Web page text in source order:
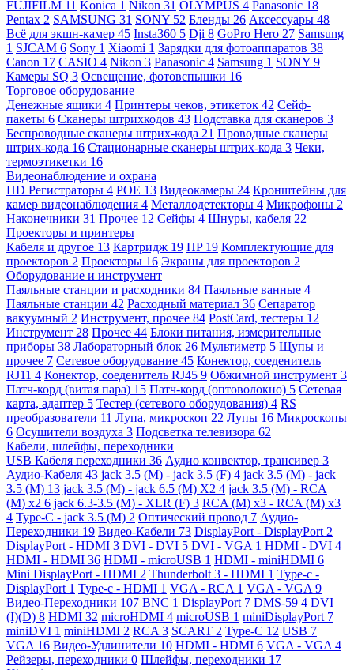
FUJIFILM 11 Konica 1 Nikon 31 OLYMPUS 4 Panasonic 18
Pentax 2 SAMSUNG 31 SONY 52 Бленды 26 Аксессуары 48
Всё для экшн-камер 45 Insta360 5 Dji 8 GoPro Hero 27 Samsung
1 SJCAM 6 Sony 1 Xiaomi 1 Зарядки для фотоаппаратов 38
Canon 17 CASIO 4 Nikon 3 Panasonic 4 Samsung 1 SONY 9
Камеры SQ 3 Освещение, фотовспышки 16
Торговое оборудование
Денежные ящики 4 Принтеры чеков, этикеток 42 Сейф-
пакеты 6 Сканеры штрихкодов 43 Подставка для сканеров 3
Беспроводные сканеры штрих-кода 21 Проводные сканеры
штрих-кода 16 Стационарные сканеры штрих-кода 3 Чеки,
термоэтикетки 16
Видеонаблюдение и охрана
HD Регистраторы 4 POE 13 Видеокамеры 24 Кронштейны для
камер видеонаблюдения 4 Металлодетекторы 4 Микрофоны 2
Наконечники 31 Прочее 12 Сейфы 4 Шнуры, кабеля 22
Проекторы и принтеры
Кабеля и другое 13 Картридж 19 HP 19 Комплектующие для
проекторов 2 Проекторы 16 Экраны для проекторов 2
Оборудование и инструмент
Паяльные станции и расходники 84 Паяльные ванные 4
Паяльные станции 42 Расходный материал 36 Сепаратор
вакуумный 2 Инструмент, прочее 84 PostCard, тестеры 12
Инструмент 28 Прочее 44 Блоки питания, измерительные
приборы 38 Лабораторный блок 26 Мультиметр 5 Щупы и
прочее 7 Сетевое оборудование 45 Конектор, соеденитель
RJ11 4 Конектор, соеденитель RJ45 9 Обжимной инструмент 3
Патч-корд (витая пара) 15 Патч-корд (оптоволокно) 5 Сетевая
карта, адаптер 5 Тестер (сетевого оборудования) 4 RS
преобразователи 11 Лупа, микроскоп 22 Лупы 16 Микроскопы
6 Осушители воздуха 3 Подсветка телевизора 62
Кабели, шлейфы, переходники
USB Кабеля переходники 36 Аудио конвектор, трансивер 3
Аудио-Кабеля 43 jack 3.5 (M) - jack 3.5 (F) 4 jack 3.5 (M) - jack
3.5 (M) 13 jack 3.5 (M) - jack 6.5 (M) X2 4 jack 3.5 (M) - RCA
(M) x2 6 jack 6.3-3.5 (M) - XLR (F) 3 RCA (M) x3 - RCA (M) x3
4 Type-C - jack 3.5 (M) 2 Оптический провод 7 Аудио-
Переходники 19 Видео-Кабели 73 DisplayPort - DisplayPort 2
DisplayPort - HDMI 3 DVI - DVI 5 DVI - VGA 1 HDMI - DVI 4
HDMI - HDMI 36 HDMI - microUSB 1 HDMI - miniHDMI 6
Mini DisplayPort - HDMI 2 Thunderbolt 3 - HDMI 1 Type-c -
DisplayPort 1 Type-c - HDMI 1 VGA - RCA 1 VGA - VGA 9
Видео-Переходники 107 BNC 1 DisplayPort 7 DMS-59 4 DVI
(I)(D) 8 HDMI 32 microHDMI 4 microUSB 1 miniDisplayPort 7
miniDVI 1 miniHDMI 2 RCA 3 SCART 2 Type-C 12 USB 7
VGA 16 Видео-Удлинители 10 HDMI - HDMI 6 VGA - VGA 4
Рейзеры, переходники 0 Шлейфы, переходники 17